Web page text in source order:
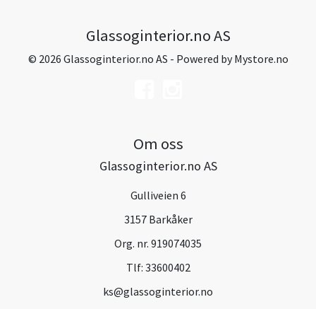
Glassoginterior.no AS
© 2026 Glassoginterior.no AS - Powered byMystore.no
Om oss
Glassoginterior.no AS
Gulliveien 6
3157 Barkåker
Org. nr. 919074035
Tlf: 33600402
ks@glassoginterior.no